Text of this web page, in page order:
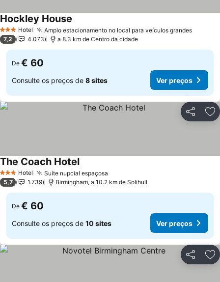
3 EstrelasHotel Amplo estacionamento no local para veículos grandes
Hockley House
7,2 4.073 a 8.3 km de Centro da cidade
De € 60
Consulte os preços de 8 sites Ver preços
Partilhar
3 EstrelasHotel Suíte nupcial espaçosa
The Coach Hotel
5,7 1.739 Birmingham, a 10.2 km de Solihull
De € 60
Consulte os preços de 10 sites Ver preços
Partilhar